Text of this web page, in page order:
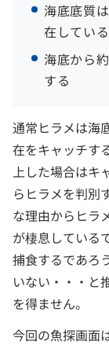
海底底質
在している
海底から
する
通常ヒラメは海
在をキャッチす
上した場合はキ
らヒラメを判別
な理由からヒラ
が棲息している
捕食するであろ
いない・・・と
を得ません。
今回の魚探画面